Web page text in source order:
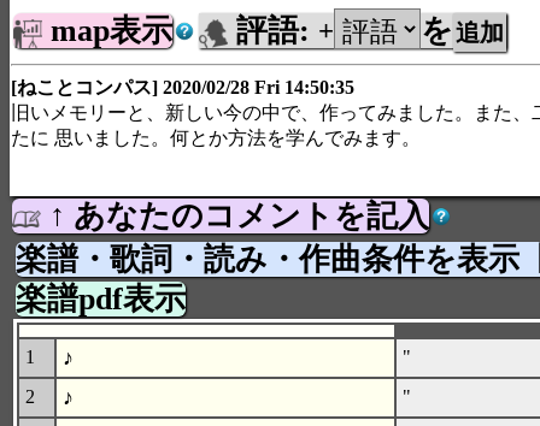
map表示 評語: + を
[ねことコンパス] 2020/02/28 Fri 14:50:35
旧いメモリーと、新しい今の中で、作ってみました。また
たに 思いました。何とか方法を学んでみます。
↑ あなたのコメントを記入
楽譜・歌詞・読み・作曲条件を表示
楽譜pdf表示
1 ♪
"
2
♪ "